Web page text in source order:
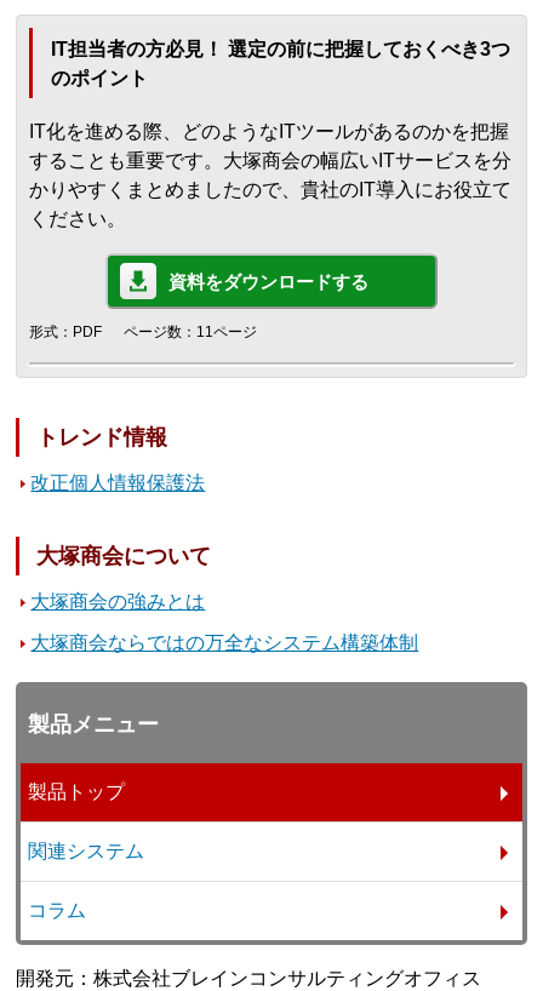
IT担当者の方必見！ 選定の前に把握しておくべき3つ
のポイント
IT化を進める際、どのようなITツールがあるのかを把握
することも重要です。大塚商会の幅広いITサービスを分
かりやすくまとめましたので、貴社のIT導入にお役立て
ください。
資料をダウンロードする
形式：PDF ページ数：11ページ
トレンド情報
改正個人情報保護法
大塚商会について
大塚商会の強みとは
大塚商会ならではの万全なシステム構築体制
製品メニュー
製品トップ
関連システム
コラム
開発元：株式会社ブレインコンサルティングオフィス